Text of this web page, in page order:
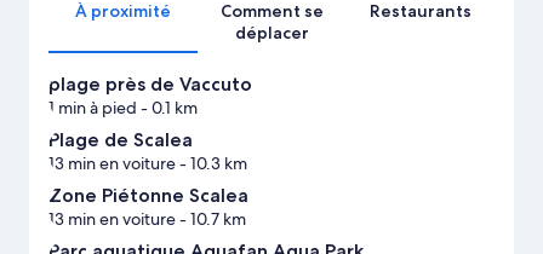
À proximité
Comment se
déplacer
Restaurants
plage près de Vaccuto
1 min à pied - 0.1 km
Plage de Scalea
13 min en voiture- 10.3 km
Zone Piétonne Scalea
13 min en voiture- 10.7 km